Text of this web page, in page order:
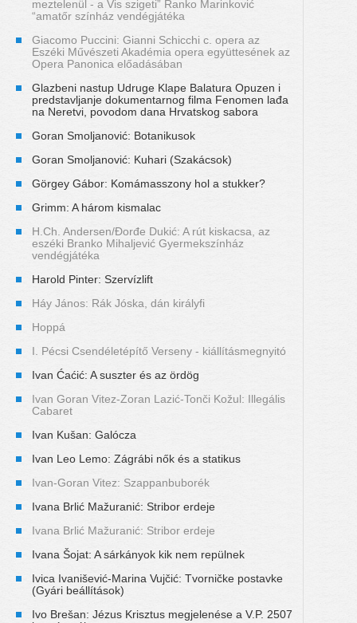
meztelenül - a Vis szigeti” Ranko Marinković
“amatőr színház vendégjátéka
Giacomo Puccini: Gianni Schicchi c. opera az
Eszéki Művészeti Akadémia opera együttesének az
Opera Panonica előadásában
Glazbeni nastup Udruge Klape Balatura Opuzen i
predstavljanje dokumentarnog filma Fenomen lađa
na Neretvi, povodom dana Hrvatskog sabora
Goran Smoljanović: Botanikusok
Goran Smoljanović: Kuhari (Szakácsok)
Görgey Gábor: Komámasszony hol a stukker?
Grimm: A három kismalac
H.Ch. Andersen/Đorđe Dukić: A rút kiskacsa, az
eszéki Branko Mihaljević Gyermekszínház
vendégjátéka
Harold Pinter: Szervízlift
Háy János: Rák Jóska, dán királyfi
Hoppá
I. Pécsi Csendéletépítő Verseny - kiállításmegnyitó
Ivan Ćaćić: A suszter és az ördög
Ivan Goran Vitez-Zoran Lazić-Tonči Kožul: Illegális
Cabaret
Ivan Kušan: Galócza
Ivan Leo Lemo: Zágrábi nők és a statikus
Ivan-Goran Vitez: Szappanbuborék
Ivana Brlić Mažuranić: Stribor erdeje
Ivana Brlić Mažuranić: Stribor erdeje
Ivana Šojat: A sárkányok kik nem repülnek
Ivica Ivanišević-Marina Vujčić: Tvorničke postavke
(Gyári beállítások)
Ivo Brešan: Jézus Krisztus megjelenése a V.P. 2507